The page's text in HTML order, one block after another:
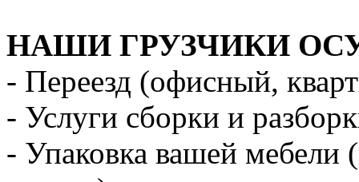
НАШИ ГРУЗЧИКИ
- Переезд (офисный,
- Услуги сборки и
- Упаковка вашей мебели